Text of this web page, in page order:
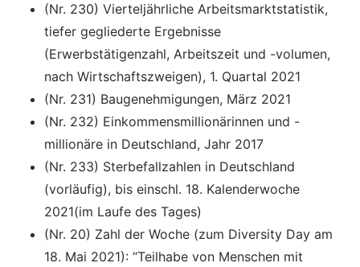
(Nr. 230) Vierteljährliche Arbeitsmarktstatistik,
tiefer gegliederte Ergebnisse
(Erwerbstätigenzahl, Arbeitszeit und -volumen,
nach Wirtschaftszweigen), 1. Quartal 2021
(Nr. 231) Baugenehmigungen, März 2021
(Nr. 232) Einkommensmillionärinnen und -
millionäre in Deutschland, Jahr 2017
(Nr. 233) Sterbefallzahlen in Deutschland
(vorläufig), bis einschl. 18. Kalenderwoche
2021(im Laufe des Tages)
(Nr. 20) Zahl der Woche (zum Diversity Day am
18. Mai 2021): “Teilhabe von Menschen mit